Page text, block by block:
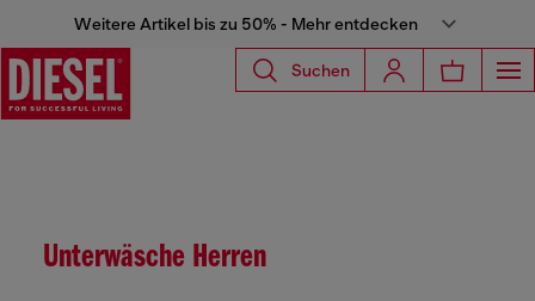
Weitere Artikel bis zu 50% - Mehr entdecken
Suchen
Unterwäsche Herren